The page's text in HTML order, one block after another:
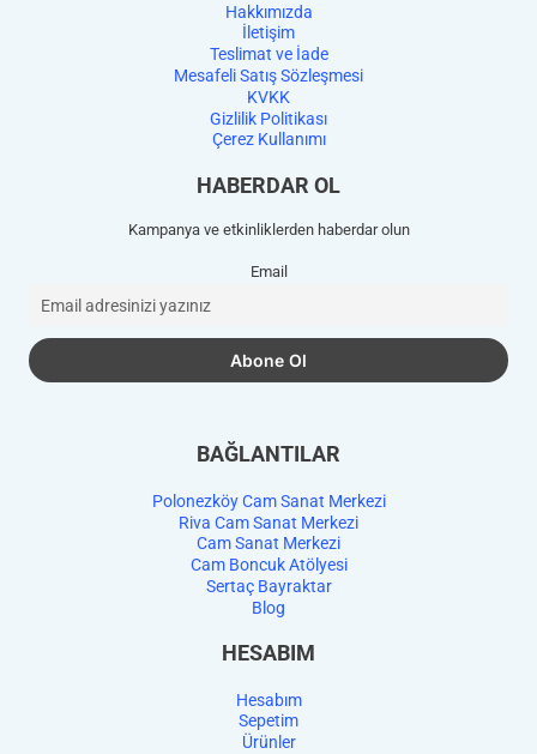
Hakkımızda
İletişim
Teslimat ve İade
Mesafeli Satış Sözleşmesi
KVKK
Gizlilik Politikası
Çerez Kullanımı
HABERDAR OL
Kampanya ve etkinliklerden haberdar olun
Email
BAĞLANTILAR
Polonezköy Cam Sanat Merkezi
Riva Cam Sanat Merkezi
Cam Sanat Merkezi
Cam Boncuk Atölyesi
Sertaç Bayraktar
Blog
HESABIM
Hesabım
Sepetim
Ürünler